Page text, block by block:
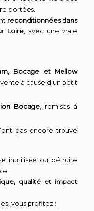
portées.
reconditionnées dans
Loire , avec une vraie
Bocage et Mellow
à cause d’un petit
Bocage , remises à
pas encore trouvé
inutilisée ou détruite
qualité et impact
vous profitez :